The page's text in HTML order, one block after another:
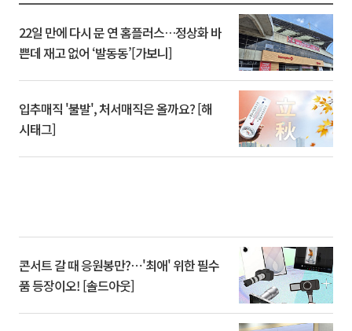
22일 만에 다시 문 연 홈플러스…정상화 바
쁜데 재고 없어 ‘발동동’[가보니]
입추매직 '불발', 처서매직은 올까요? [해
시태그]
콘서트 갈 때 응원봉만?⋯'최애' 위한 필수
품 등장이오! [솔드아웃]